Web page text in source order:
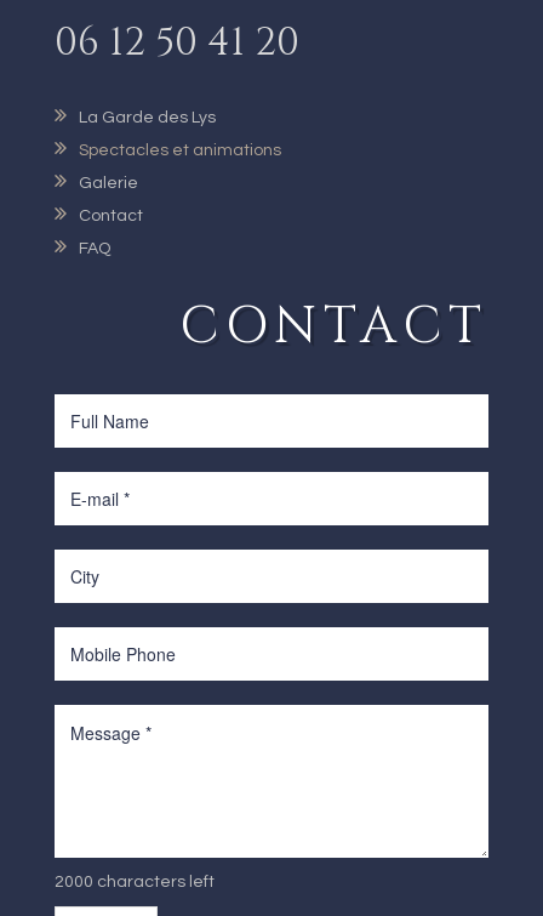
06 12 50 41 20
La Garde des Lys
Spectacles et animations
Galerie
Contact
FAQ
CONTACT
2000 characters left